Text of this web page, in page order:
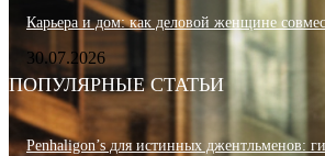
Карьера и дом: как деловой женщине
30.07.2026
ПОПУЛЯРНЫЕ СТАТЬИ
Penhaligon’s для истинных джентльменов: